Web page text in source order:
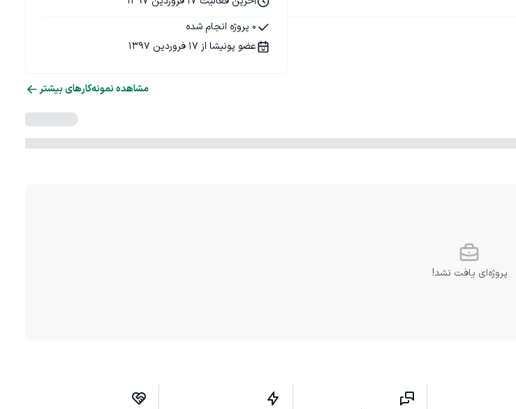
0 پروژه انجام شده
عضو پونیشا از 17 فروردین 1397
مشاهده نمونه‌کارهای بیشتر
پروژه‌ای یافت نشد!